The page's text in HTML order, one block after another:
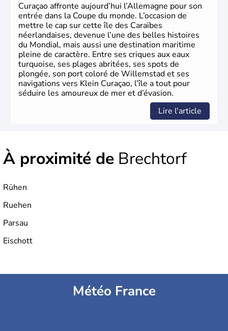
Curaçao affronte aujourd’hui l’Allemagne pour son
entrée dans la Coupe du monde. L’occasion de
mettre le cap sur cette île des Caraïbes
néerlandaises, devenue l’une des belles histoires
du Mondial, mais aussi une destination maritime
pleine de caractère. Entre ses criques aux eaux
turquoise, ses plages abritées, ses spots de
plongée, son port coloré de Willemstad et ses
navigations vers Klein Curaçao, l’île a tout pour
séduire les amoureux de mer et d’évasion.
Lire l'article
À proximité de Brechtorf
Rühen
Ruehen
Parsau
Eischott
Météo France